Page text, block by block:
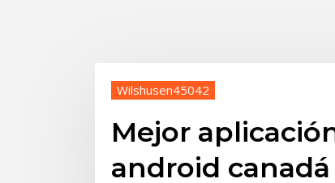
Wilshusen45042
Mejor
android canadá